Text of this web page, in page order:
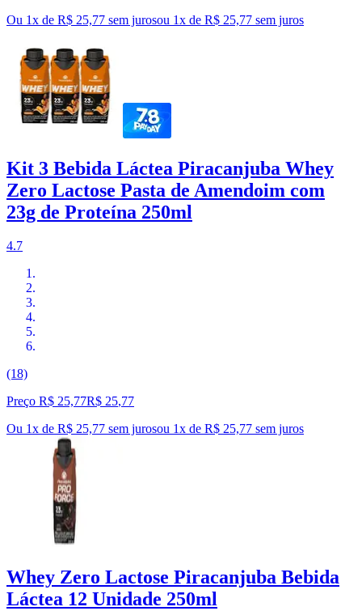
Ou 1x de R$ 25,77 sem jurosou 1x de R$ 25,77 sem juros
Kit 3 Bebida Láctea Piracanjuba Whey
Zero Lactose Pasta de Amendoim com
23g de Proteína 250ml
4.7
(18)
Preço R$ 25,77R$ 25,77
Ou 1x de R$ 25,77 sem jurosou 1x de R$ 25,77 sem juros
Whey Zero Lactose Piracanjuba Bebida
Láctea 12 Unidade 250ml